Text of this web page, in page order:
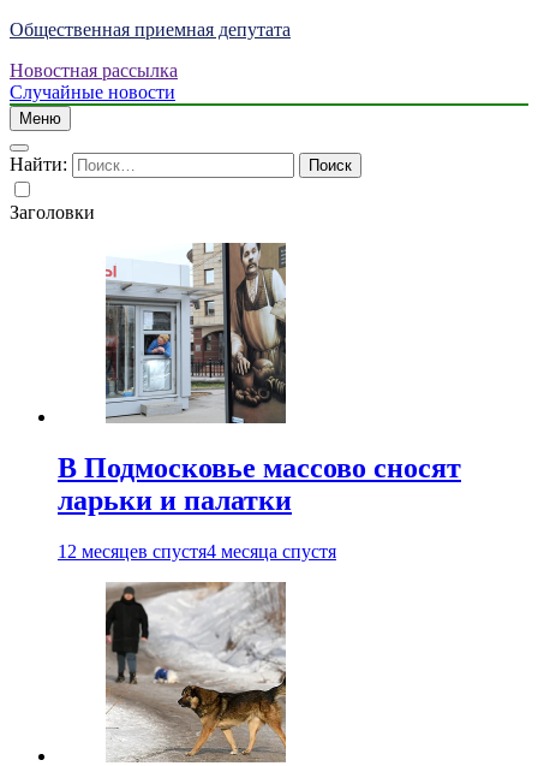
Общественная приемная депутата
Новостная рассылка
Случайные новости
Меню
Найти:
Заголовки
В Подмосковье массово сносят
ларьки и палатки
12 месяцев спустя4 месяца спустя